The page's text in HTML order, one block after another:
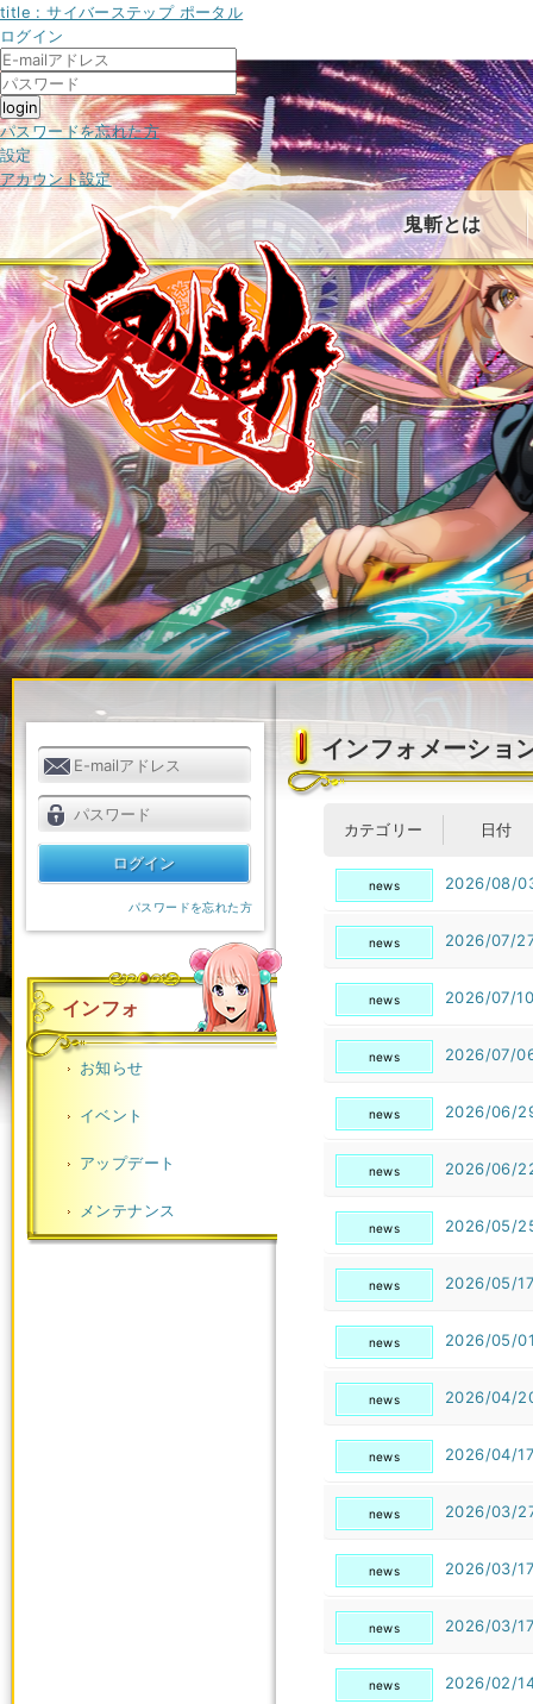
title : サイバーステップ ポータル
ログイン
パスワードを忘れた方
設定
アカウント設定
鬼斬とは
パスワードを忘れた方
インフォ
お知らせ
イベント
アップデート
メンテナンス
インフォメーショ
カテゴリー 日付
news 2026/08/
news 2026/07/
news 2026/07/10
news 2026/07/
news 2026/06/
news 2026/06/
news 2026/05/
news 2026/05/17
news 2026/05/
news 2026/04/
news 2026/04/17
news 2026/03/
news 2026/03/17
news 2026/03/17
news 2026/02/